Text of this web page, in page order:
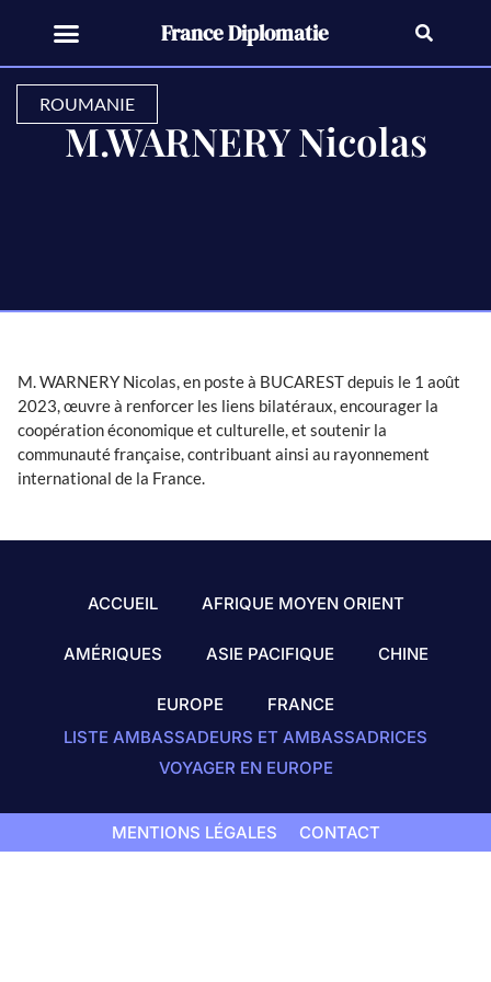
France Diplomatie
ROUMANIE
M.WARNERY Nicolas
M. WARNERY Nicolas, en poste à BUCAREST depuis le 1 août
2023, œuvre à renforcer les liens bilatéraux, encourager la
coopération économique et culturelle, et soutenir la
communauté française, contribuant ainsi au rayonnement
international de la France.
ACCUEIL AFRIQUE MOYEN ORIENT
AMÉRIQUES ASIE PACIFIQUE CHINE
EUROPE
FRANCE
LISTE AMBASSADEURS ET AMBASSADRICES
VOYAGER EN EUROPE
MENTIONS LÉGALES CONTACT